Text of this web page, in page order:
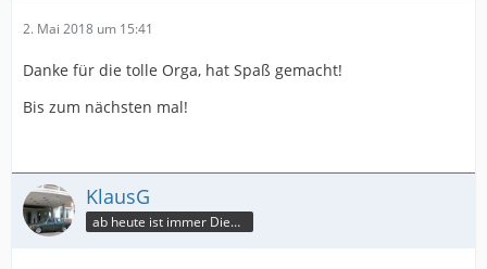
2. Mai 2018 um 15:41
Danke für die tolle Orga, hat Spaß gemacht!
Bis zum nächsten mal!
KlausG
ab heute ist immer Dienstag